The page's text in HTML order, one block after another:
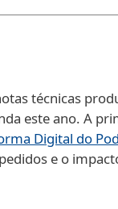
técnicas
este ano. A
Digital do
e o